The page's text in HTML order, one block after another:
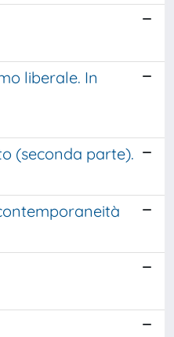
liberale. In
(seconda parte).